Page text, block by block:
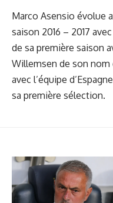
Marco Asensio évolue
saison 2016 – 2017
de sa première saison
Willemsen de son
avec l’équipe
sa première sélection.